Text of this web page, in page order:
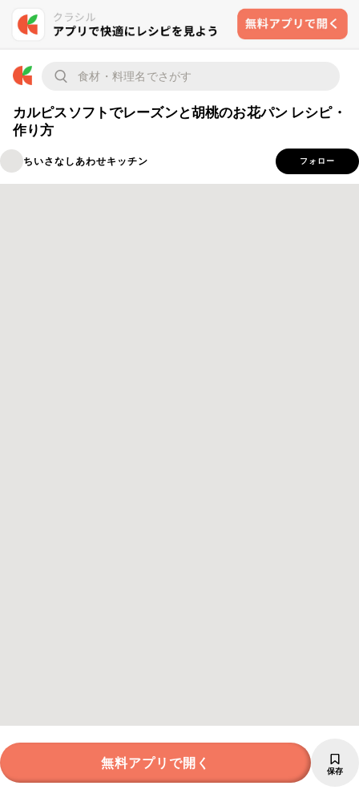
カルピスソフトでレーズンと胡桃のお花パン レシピ・
作り方
ちいさなしあわせキッチン フォロー
無料アプリで開く 保存